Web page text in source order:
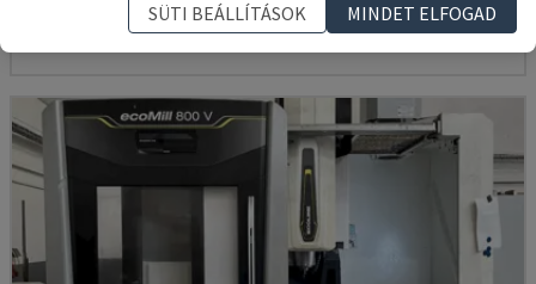
21,000 €
SÜTI BEÁLLÍTÁSOK
MINDET ELFOGAD